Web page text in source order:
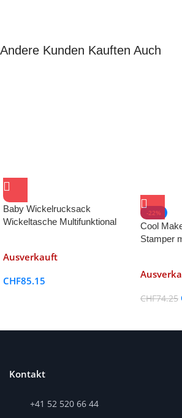
Andere Kunden Kauften Auch
Baby Wickelrucksack
Wickeltasche Multifunktional
Ausverkauft
CHF85.15
-22%
Cool
Stamper
CHF74.25
Kontakt
+41 52 520 66 44